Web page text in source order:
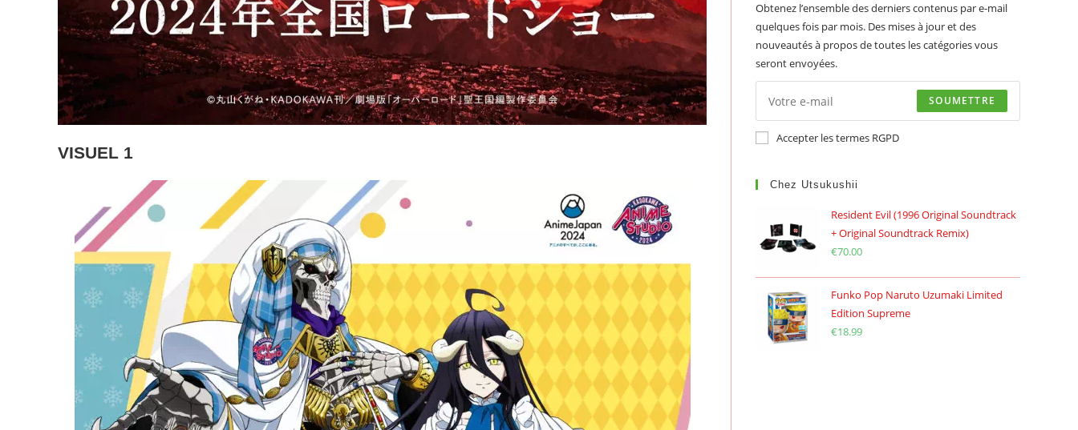
VISUEL 1
Obtenez l’ensemble des derniers contenus par e-mail
quelques fois par mois. Des mises à jour et des
nouveautés à propos de toutes les catégories vous
seront envoyées.
SOUMETTRE
Accepter les termes RGPD
Chez Utsukushii
Resident Evil (1996 Original Soundtrack
+ Original Soundtrack Remix)
€70.00
Funko Pop Naruto Uzumaki Limited
Edition Supreme
€18.99